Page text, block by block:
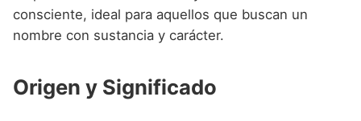
Nombres de niño que empiezan por R
Nombres de niño que empiezan por S
Nombres de niño que empiezan por U
Nombres de Niño Suecos
consciente, ideal para aquellos que buscan un
nombre con sustancia y carácter.
Origen y Significado